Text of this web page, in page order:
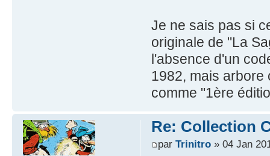
Je ne sais pas si
originale de "La
l'absence d'un
1982, mais arbore
comme "1ère
Re: Collection
par Trinitro» 04 Jan